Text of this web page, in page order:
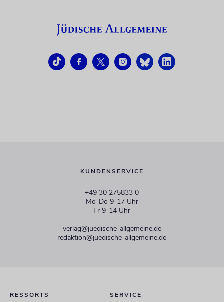
KUNDENSERVICE
+49 30 275833 0
Mo-Do 9-17 Uhr
Fr 9-14 Uhr
verlag@juedische-allgemeine.de
redaktion@juedische-allgemeine.de
RESSORTS SERVICE